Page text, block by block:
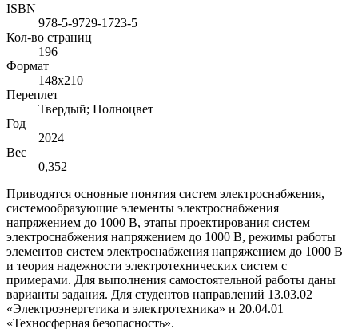
ISBN
978-5-9729-1723-5
Кол-во страниц
196
Формат
148х210
Переплет
Твердый; Полноцвет
Год
2024
Вес
0,352
Приводятся основные понятия систем электроснабжения,
системообразующие элементы электроснабжения
напряжением до 1000 В, этапы проектирования систем
электроснабжения напряжением до 1000 В, режимы работы
элементов систем электроснабжения напряжением до 1000 В
и теория надежности электротехнических систем с
примерами. Для выполнения самостоятельной работы даны
варианты задания. Для студентов направлений 13.03.02
«Электроэнергетика и электротехника» и 20.04.01
«Техносферная безопасность».